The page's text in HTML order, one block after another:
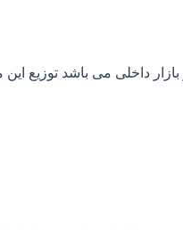
داخلی می باشد توزیع